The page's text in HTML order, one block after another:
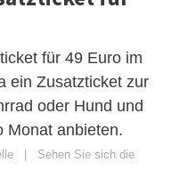
für 49 Euro im
ein Zusatzticket zur
oder Hund und
Monat anbieten.
| Sehen Sie sich die